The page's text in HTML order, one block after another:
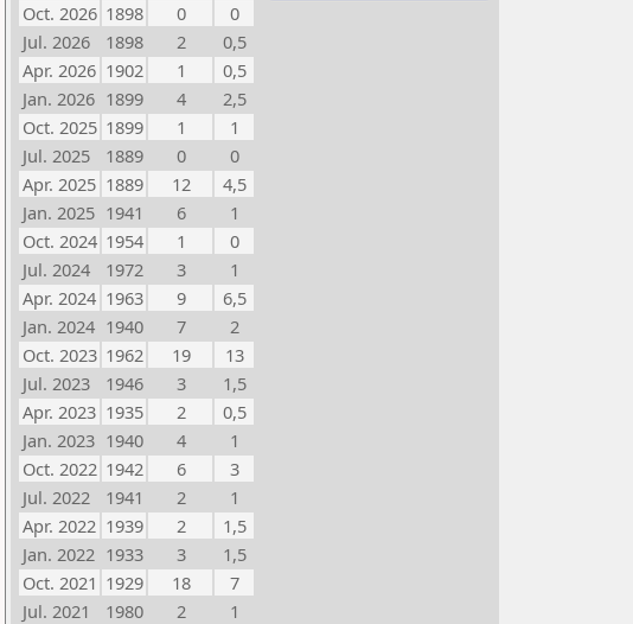
Oct. 2026 1898 0
0
Jul. 2026
1898 2
0,5
Apr. 2026 1902 1
0,5
Jan. 2026 1899 4
2,5
Oct. 2025 1899 1
1
Jul. 2025
1889 0
0
Apr. 2025 1889 12
4,5
Jan. 2025 1941 6
1
Oct. 2024 1954 1
0
Jul. 2024
1972 3
1
Apr. 2024 1963 9
6,5
Jan. 2024 1940 7
2
Oct. 2023 1962 19
13
Jul. 2023
1946 3
1,5
Apr. 2023 1935 2
0,5
Jan. 2023 1940 4
1
Oct. 2022 1942 6
3
Jul. 2022
1941 2
1
Apr. 2022 1939 2
1,5
Jan. 2022 1933 3
1,5
Oct. 2021 1929 18
7
Jul. 2021
1980 2
1